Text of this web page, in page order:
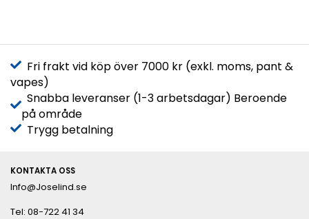
Fri frakt vid köp över 7000 kr (exkl. moms, pant &
vapes)
Snabba leveranser (1-3 arbetsdagar) Beroende
på område
Trygg betalning
KONTAKTA OSS
Info@Joselind.se
Tel: 08-722 41 34